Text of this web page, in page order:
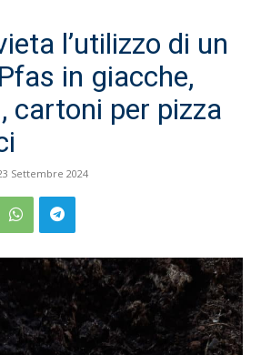
l’utilizzo di un
in giacche,
cartoni per pizza
Settembre 2024